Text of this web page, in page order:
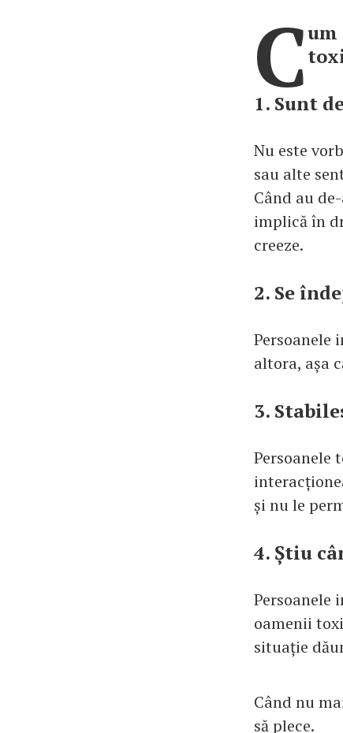
Cum
1. Sunt
Nu este
sau alte
Când au
implică în
creeze.
2. Se
Persoanele
altora, așa
3.
Persoanele
și nu le
4. Știu
Persoanele
oamenii
situație
Când nu
să plece.